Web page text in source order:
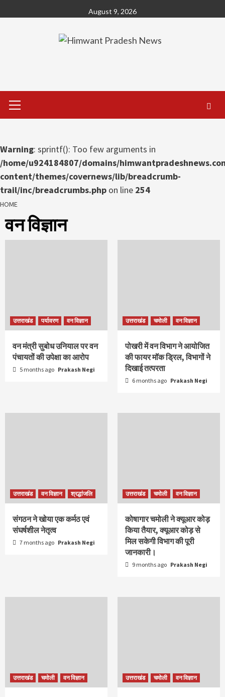
to
August 9, 2026
Menu
Warning: sprintf(): Too few arguments in
/home/u924184807/domains/
content/themes/covernews/lib/breadcrumb-
trail/inc/breadcrumbs.php on line 254
HOME
वन विज्ञान
उत्तराखंड पर्यावरण वन विज्ञान
वन मंत्री सुबोध उनियाल पर वन
पंचायतों की उपेक्षा का आरोप
5 months ago Prakash Negi
उत्तराखंड चमोली वन विज्ञान
पोखरी में वन विभाग ने आयोजित
की फायर मॉक ड्रिल, विभागों ने
दिखाई तत्परता
6 months ago Prakash Negi
उत्तराखंड वन विज्ञान श्रद्धांजलि
संगठन ने खोया एक कर्मठ एवं
संघर्षशील नेतृत्व
7 months ago Prakash Negi
उत्तराखंड चमोली वन विज्ञान
कोषागार चमोली ने क्यूआर कोड़
किया तैयार, क्यूआर कोड़ से
मिल सकेगी विभाग की पूरी
जानकारी।
9 months ago Prakash Negi
उत्तराखंड चमोली वन विज्ञान उत्तराखंड चमोली वन विज्ञान